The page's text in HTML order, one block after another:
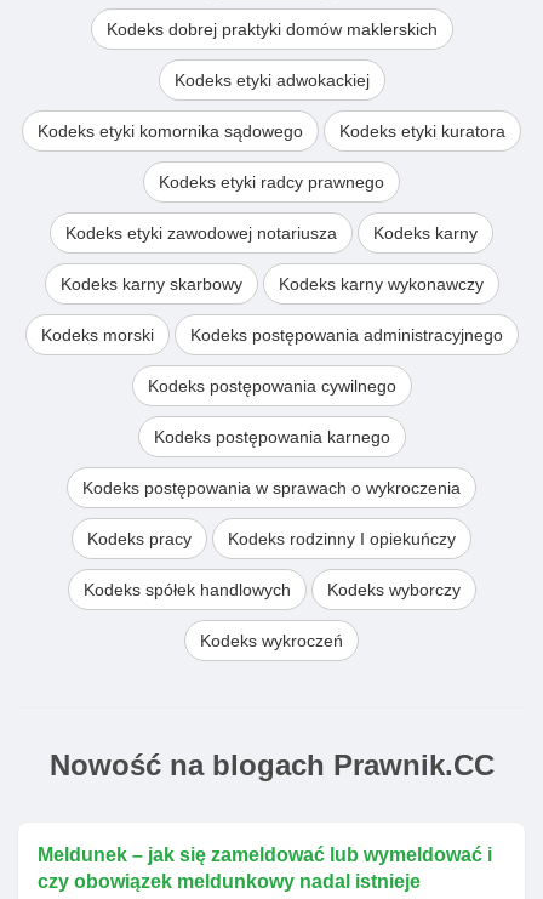
Kodeks dobrej praktyki domów maklerskich
Kodeks etyki adwokackiej
Kodeks etyki komornika sądowego Kodeks etyki kuratora
Kodeks etyki radcy prawnego
Kodeks etyki zawodowej notariusza Kodeks karny
Kodeks karny skarbowy Kodeks karny wykonawczy
Kodeks morski Kodeks postępowania administracyjnego
Kodeks postępowania cywilnego
Kodeks postępowania karnego
Kodeks postępowania w sprawach o wykroczenia
Kodeks pracy Kodeks rodzinny I opiekuńczy
Kodeks spółek handlowych Kodeks wyborczy
Kodeks wykroczeń
Nowość na blogach Prawnik.CC
Meldunek – jak się zameldować lub wymeldować i
czy obowiązek meldunkowy nadal istnieje